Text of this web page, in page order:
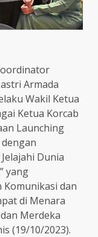
Armada
Wakil Ketua
Ketua Korcab
Launching
Dunia
yang
dan
di Menara
Merdeka
(19/10/2023).